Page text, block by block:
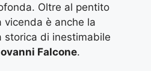
Oltre al pentito
vicenda è anche la
storica di inestimabile
Falcone.